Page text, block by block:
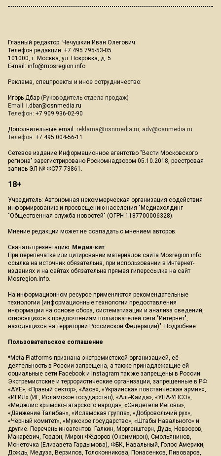
Главный редактор: Чечушкин Иван Олегович.
Телефон редакции: +7 495 795-53-05
101000, г. Москва, ул. Покровка, д. 5
E-mail: info@mosregion.info
Реклама, спецпроекты и иное сотрудничество:
Игорь Дбар (Руководитель отдела продаж)
Email: i.dbar@osnmedia.ru
Телефон: +7 909 936-02-90
Дополнительные email: reklama@osnmedia.ru, adv@osnmedia.ru
Телефон: +7 495 004-56-11
Сетевое издание Информационное агентство "Вести Московского
региона" зарегистрировано Роскомнадзором 05.10.2018, реестровая
запись ЭЛ № ФС77-73861.
18+
Учредитель: Автономная некоммерческая организация содействия
информированию и просвещению населения "Медиахолдинг
"Общественная служба новостей" (ОГРН 1187700006328).
Мнение редакции может не совпадать с мнением авторов.
Скачать презентацию: Медиа-кит
При перепечатке или цитировании материалов сайта Mosregion.info
ссылка на источник обязательна, при использовании в Интернет-
изданиях и на сайтах обязательна прямая гиперссылка на сайт
Mosregion.info.
На информационном ресурсе применяются рекомендательные
технологии (информационные технологии предоставления
информации на основе сбора, систематизации и анализа сведений,
относящихся к предпочтениям пользователей сети "Интернет",
находящихся на территории Российской Федерации)". Подробнее.
Пользовательское соглашение
*Meta Platforms признана экстремистской организацией, её
деятельность в России запрещена, а также принадлежащие ей
социальные сети Facebook и Instagram так же запрещены в России.
Экстремистские и террористические организации, запрещенные в РФ:
«АУЕ», «Правый сектор», «Азов», «Украинская повстанческая армия»,
«ИГИЛ» (ИГ, Исламское государство), «Аль-Каида», «УНА-УНСО»,
«Меджлис крымско-татарского народа», «Свидетели Иеговы»,
«Движение Талибан», «Исламская группа», «Добровольчий рух»,
«Чёрный комитет», «Мужское государство», «Штабы Навального» и
другие. Перечень иноагентов: Галкин, Моргенштерн, Дудь, Невзоров,
Макаревич, Гордон, Мирон Фёдоров (Оксимирон), Смольянинов,
Монеточка (Елизавета Гардымова), ФБК, Навальный, Голос Америки,
Дождь, Медуза, Верзилов, Толоконникова, Понасенков, Пивоваров,